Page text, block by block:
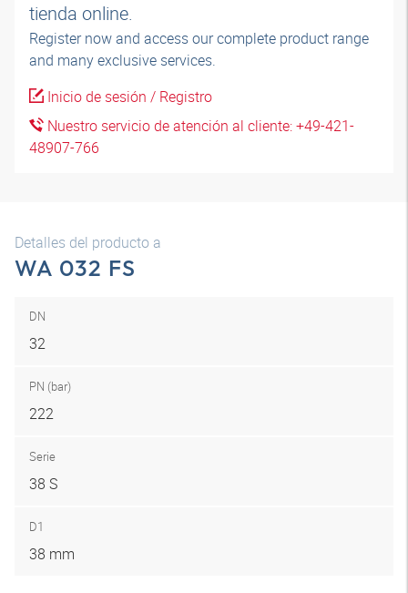
tienda online.
Register now and access our complete product range
and many exclusive services.
Inicio de sesión / Registro
Nuestro servicio de atención al cliente: +49-421-
48907-766
Detalles del producto a
WA 032 FS
DN
32
PN (bar)
222
Serie
38 S
D1
38 mm